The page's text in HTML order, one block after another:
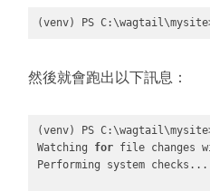
(venv) PS
PowerShell
然後就會跑出以下訊息：
(venv) PS
Watching for file changes
Performing system checks...